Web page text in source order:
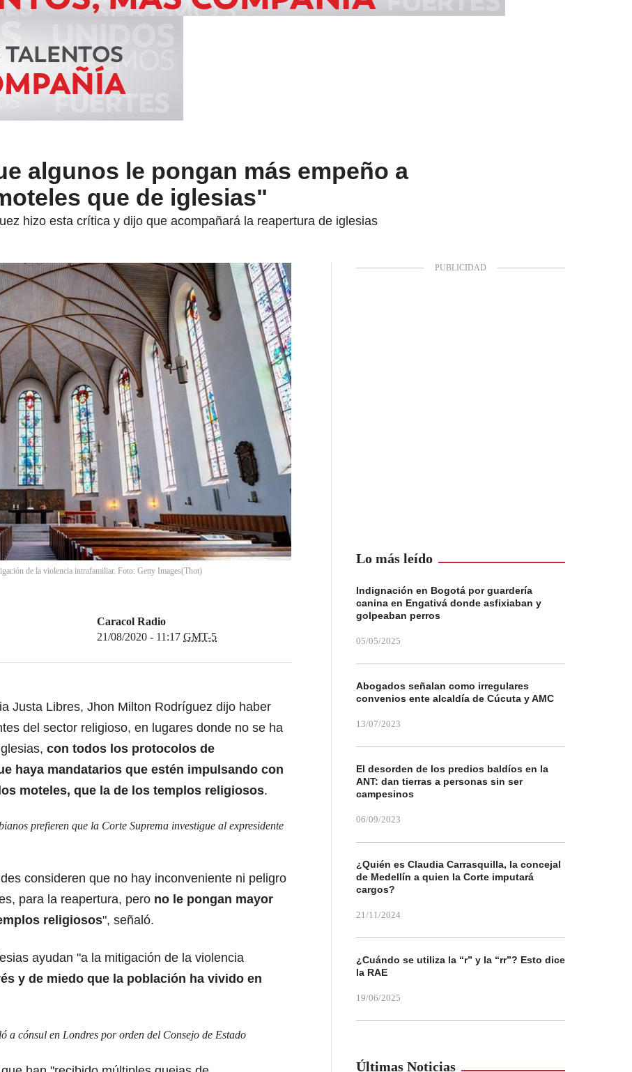
algunos le pongan más empeño a
que de iglesias"
hizo esta crítica y dijo que acompañará la reapertura de iglesias
de la violencia intrafamiliar. Foto: Getty Images(Thot)
Caracol Radio
21/08/2020 - 11:17 GMT-5
Justa Libres, Jhon Milton Rodríguez dijo haber
del sector religioso, en lugares donde no se ha
con todos los protocolos de
haya mandatarios que estén impulsando con
moteles, que la de los templos religiosos.
prefieren que la Corte Suprema investigue al expresidente
consideren que no hay inconveniente ni peligro
para la reapertura, pero no le pongan mayor
religiosos", señaló.
ayudan "a la mitigación de la violencia
y de miedo que la población ha vivido en
a cónsul en Londres por orden del Consejo de Estado
Lo más leído
Indignación en Bogotá por guardería
canina en Engativá donde asfixiaban y
golpeaban perros
05/05/2025
Abogados señalan como irregulares
convenios ente alcaldía de Cúcuta y AMC
13/07/2023
El desorden de los predios baldíos en la
ANT: dan tierras a personas sin ser
campesinos
06/09/2023
¿Quién es Claudia Carrasquilla, la concejal
de Medellín a quien la Corte imputará
cargos?
21/11/2024
¿Cuándo se utiliza la “r” y la “rr”? Esto dice
la RAE
19/06/2025
Últimas Noticias